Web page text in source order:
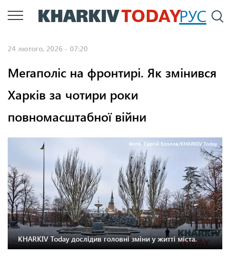
Перейти
до
РУС
24 лютого, 2026 - 07:20
Мегаполіс на фронтирі. Як змінився
Харків за чотири роки
повномасштабної війни
Фото: Сергій Козлов/KHARKIV Today
KHARKIV Today дослідив головні зміни у житті міста.